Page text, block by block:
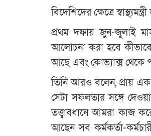
বিদেশিদের ক্ষেত্রে
প্রথম দফায় জুন-জুলাই
আলোচনা করা হবে
আছে এবং কোভ্যাক্স থেকে
তিনি আরও বলেন, প্রায়
সেটা সফলতার সঙ্গে
তত্ত্বাবধানে আমরা কাজ
আছেন সব কর্মকর্তা-